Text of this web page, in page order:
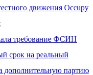
движения Occupy
требование ФСИН
срок на реальный
дополнительную партию